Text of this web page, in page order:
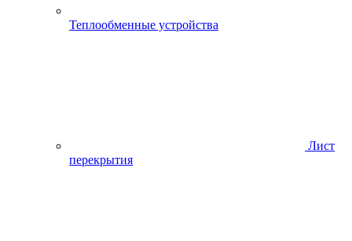
Теплообменные устройства
Лист
перекрытия